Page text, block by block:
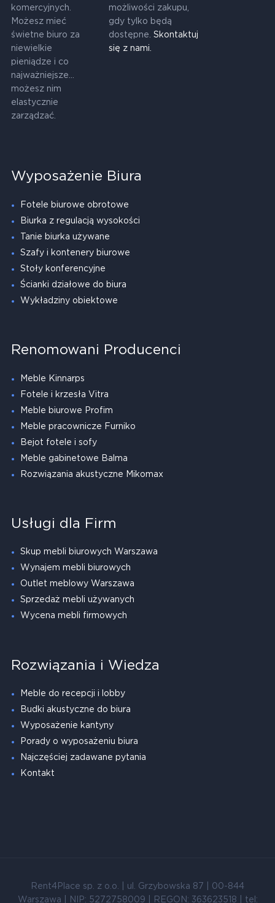
komercyjnych.
Możesz mieć
świetne biuro za
niewielkie
pieniądze i co
najważniejsze...
możesz nim
elastycznie
zarządzać.
możliwości zakupu,
gdy tylko będą
dostępne. Skontaktuj
się z nami.
Wyposażenie Biura
Fotele biurowe obrotowe
Biurka z regulacją wysokości
Tanie biurka używane
Szafy i kontenery biurowe
Stoły konferencyjne
Ścianki działowe do biura
Wykładziny obiektowe
Renomowani Producenci
Meble Kinnarps
Fotele i krzesła Vitra
Meble biurowe Profim
Meble pracownicze Furniko
Bejot fotele i sofy
Meble gabinetowe Balma
Rozwiązania akustyczne Mikomax
Usługi dla Firm
Skup mebli biurowych Warszawa
Wynajem mebli biurowych
Outlet meblowy Warszawa
Sprzedaż mebli używanych
Wycena mebli firmowych
Rozwiązania i Wiedza
Meble do recepcji i lobby
Budki akustyczne do biura
Wyposażenie kantyny
Porady o wyposażeniu biura
Najczęściej zadawane pytania
Kontakt
Rent4Place sp. z o.o. | ul. Grzybowska 87 | 00-844
Warszawa | NIP: 5272758009 | REGON: 363623518 | tel: